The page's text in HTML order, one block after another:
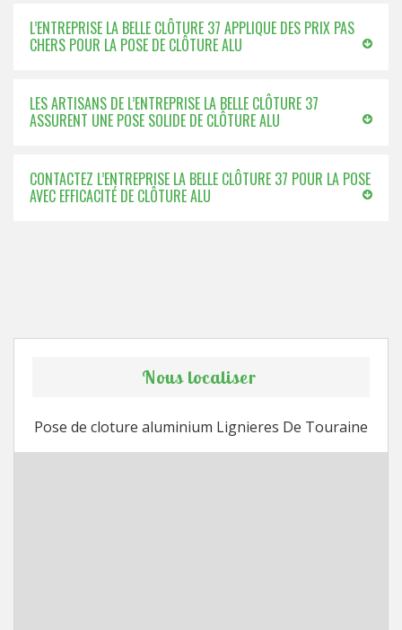
L’ENTREPRISE LA BELLE CLÔTURE 37 APPLIQUE DES PRIX PAS
CHERS POUR LA POSE DE CLÔTURE ALU
LES ARTISANS DE L’ENTREPRISE LA BELLE CLÔTURE 37
ASSURENT UNE POSE SOLIDE DE CLÔTURE ALU
CONTACTEZ L’ENTREPRISE LA BELLE CLÔTURE 37 POUR LA POSE
AVEC EFFICACITÉ DE CLÔTURE ALU
Nous localiser
Pose de cloture aluminium Lignieres De Touraine